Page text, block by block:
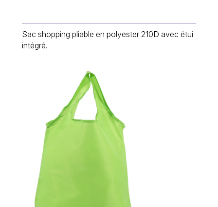
Sac shopping pliable en polyester 210D avec étui
intégré.